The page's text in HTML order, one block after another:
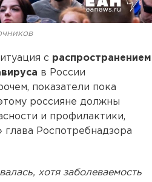
с распространением
в России
показатели пока
россияне должны
и профилактики,
Роспотребнадзора
хотя заболеваемость